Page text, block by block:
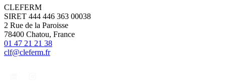
CLEFERM
SIRET 444 446 363 00038
2 Rue de la Paroisse
78400 Chatou, France
01 47 21 21 38
clf@cleferm.fr